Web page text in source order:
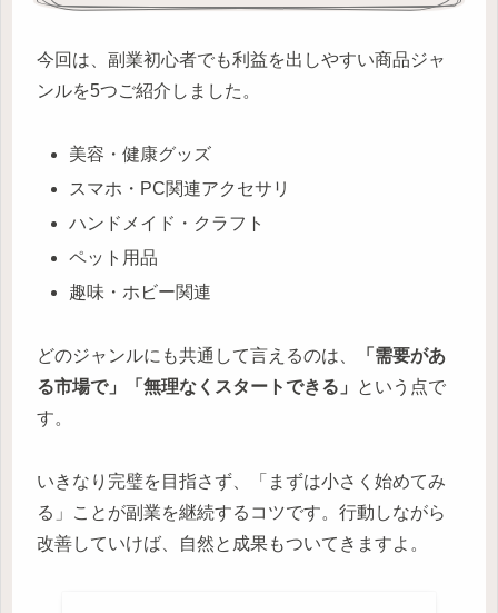
今回は、副業初心者でも利益を出しやすい商品ジャ
ンルを5つご紹介しました。
美容・健康グッズ
スマホ・PC関連アクセサリ
ハンドメイド・クラフト
ペット用品
趣味・ホビー関連
どのジャンルにも共通して言えるのは、
「需要があ
る市場で」「無理なくスタートできる」
という点で
す。
いきなり完璧を目指さず、「まずは小さく始めてみ
る」ことが副業を継続するコツです。行動しながら
改善していけば、自然と成果もついてきますよ。